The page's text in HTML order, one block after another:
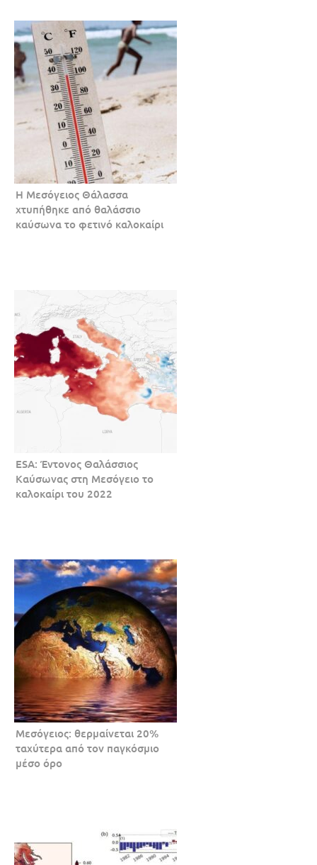
Η Μεσόγειος Θάλασσα
χτυπήθηκε από θαλάσσιο
καύσωνα το φετινό καλοκαίρι
ESA: Έντονος Θαλάσσιος
Καύσωνας στη Μεσόγειο το
καλοκαίρι του 2022
Μεσόγειος: θερμαίνεται 20%
ταχύτερα από τον παγκόσμιο
μέσο όρο